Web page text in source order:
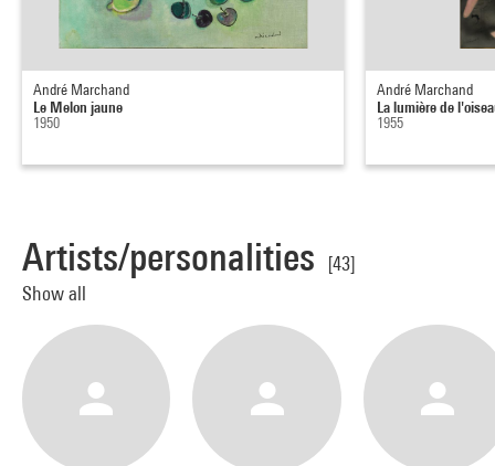
André Marchand
Le Melon jaune
1950
André Marchand
La lumière de
1955
Artists/personalities
[43]
Show all